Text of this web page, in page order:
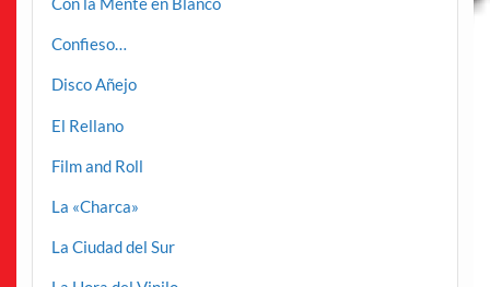
Confieso…
Disco Añejo
El Rellano
Film and Roll
La «Charca»
La Ciudad del Sur